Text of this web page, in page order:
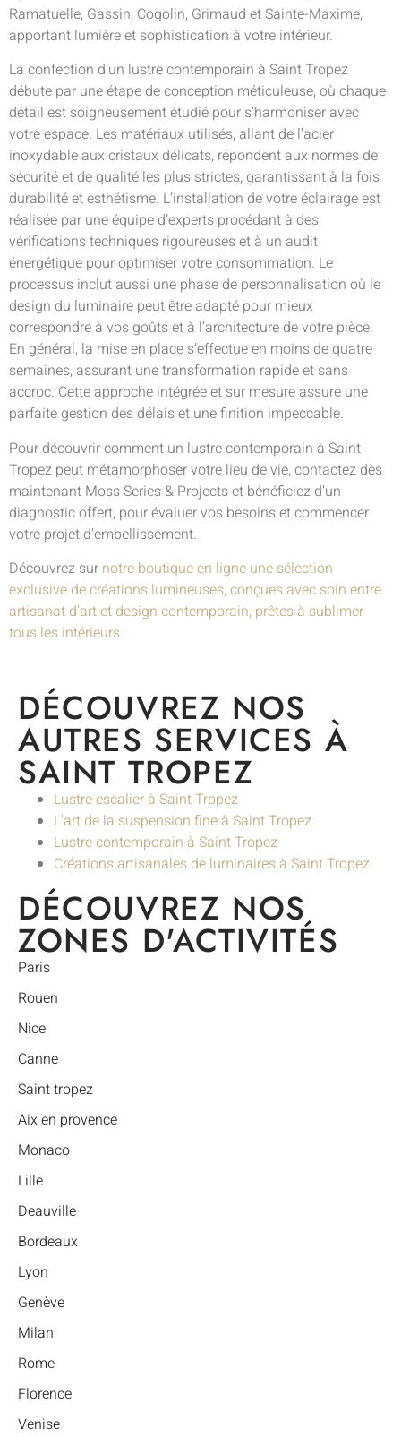
Ramatuelle, Gassin, Cogolin, Grimaud et Sainte-Maxime,
apportant lumière et sophistication à votre intérieur.
La confection d’un lustre contemporain à Saint Tropez
débute par une étape de conception méticuleuse, où chaque
détail est soigneusement étudié pour s’harmoniser avec
votre espace. Les matériaux utilisés, allant de l’acier
inoxydable aux cristaux délicats, répondent aux normes de
sécurité et de qualité les plus strictes, garantissant à la fois
durabilité et esthétisme. L’installation de votre éclairage est
réalisée par une équipe d’experts procédant à des
vérifications techniques rigoureuses et à un audit
énergétique pour optimiser votre consommation. Le
processus inclut aussi une phase de personnalisation où le
design du luminaire peut être adapté pour mieux
correspondre à vos goûts et à l’architecture de votre pièce.
En général, la mise en place s’effectue en moins de quatre
semaines, assurant une transformation rapide et sans
accroc. Cette approche intégrée et sur mesure assure une
parfaite gestion des délais et une finition impeccable.
Pour découvrir comment un lustre contemporain à Saint
Tropez peut métamorphoser votre lieu de vie, contactez dès
maintenant Moss Series & Projects et bénéficiez d’un
diagnostic offert, pour évaluer vos besoins et commencer
votre projet d’embellissement.
Découvrez sur notre boutique en ligne une sélection
exclusive de créations lumineuses, conçues avec soin entre
artisanat d’art et design contemporain, prêtes à sublimer
tous les intérieurs.
DÉCOUVREZ NOS
AUTRES SERVICES À
SAINT TROPEZ
Lustre escalier à Saint Tropez
L’art de la suspension fine à Saint Tropez
Lustre contemporain à Saint Tropez
Créations artisanales de luminaires à Saint Tropez
DÉCOUVREZ NOS
ZONES D'ACTIVITÉS
Paris
Rouen
Nice
Canne
Saint tropez
Aix en provence
Monaco
Lille
Deauville
Bordeaux
Lyon
Genève
Milan
Rome
Florence
Venise